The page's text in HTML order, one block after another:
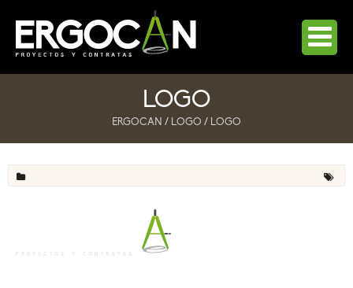
UN ARQUITECTO PARA TÍ
REFORMAS, REHABILITACIÓN Y OBRA NUEVA PRIVADA
LOGO
ERGOCAN / LOGO / LOGO